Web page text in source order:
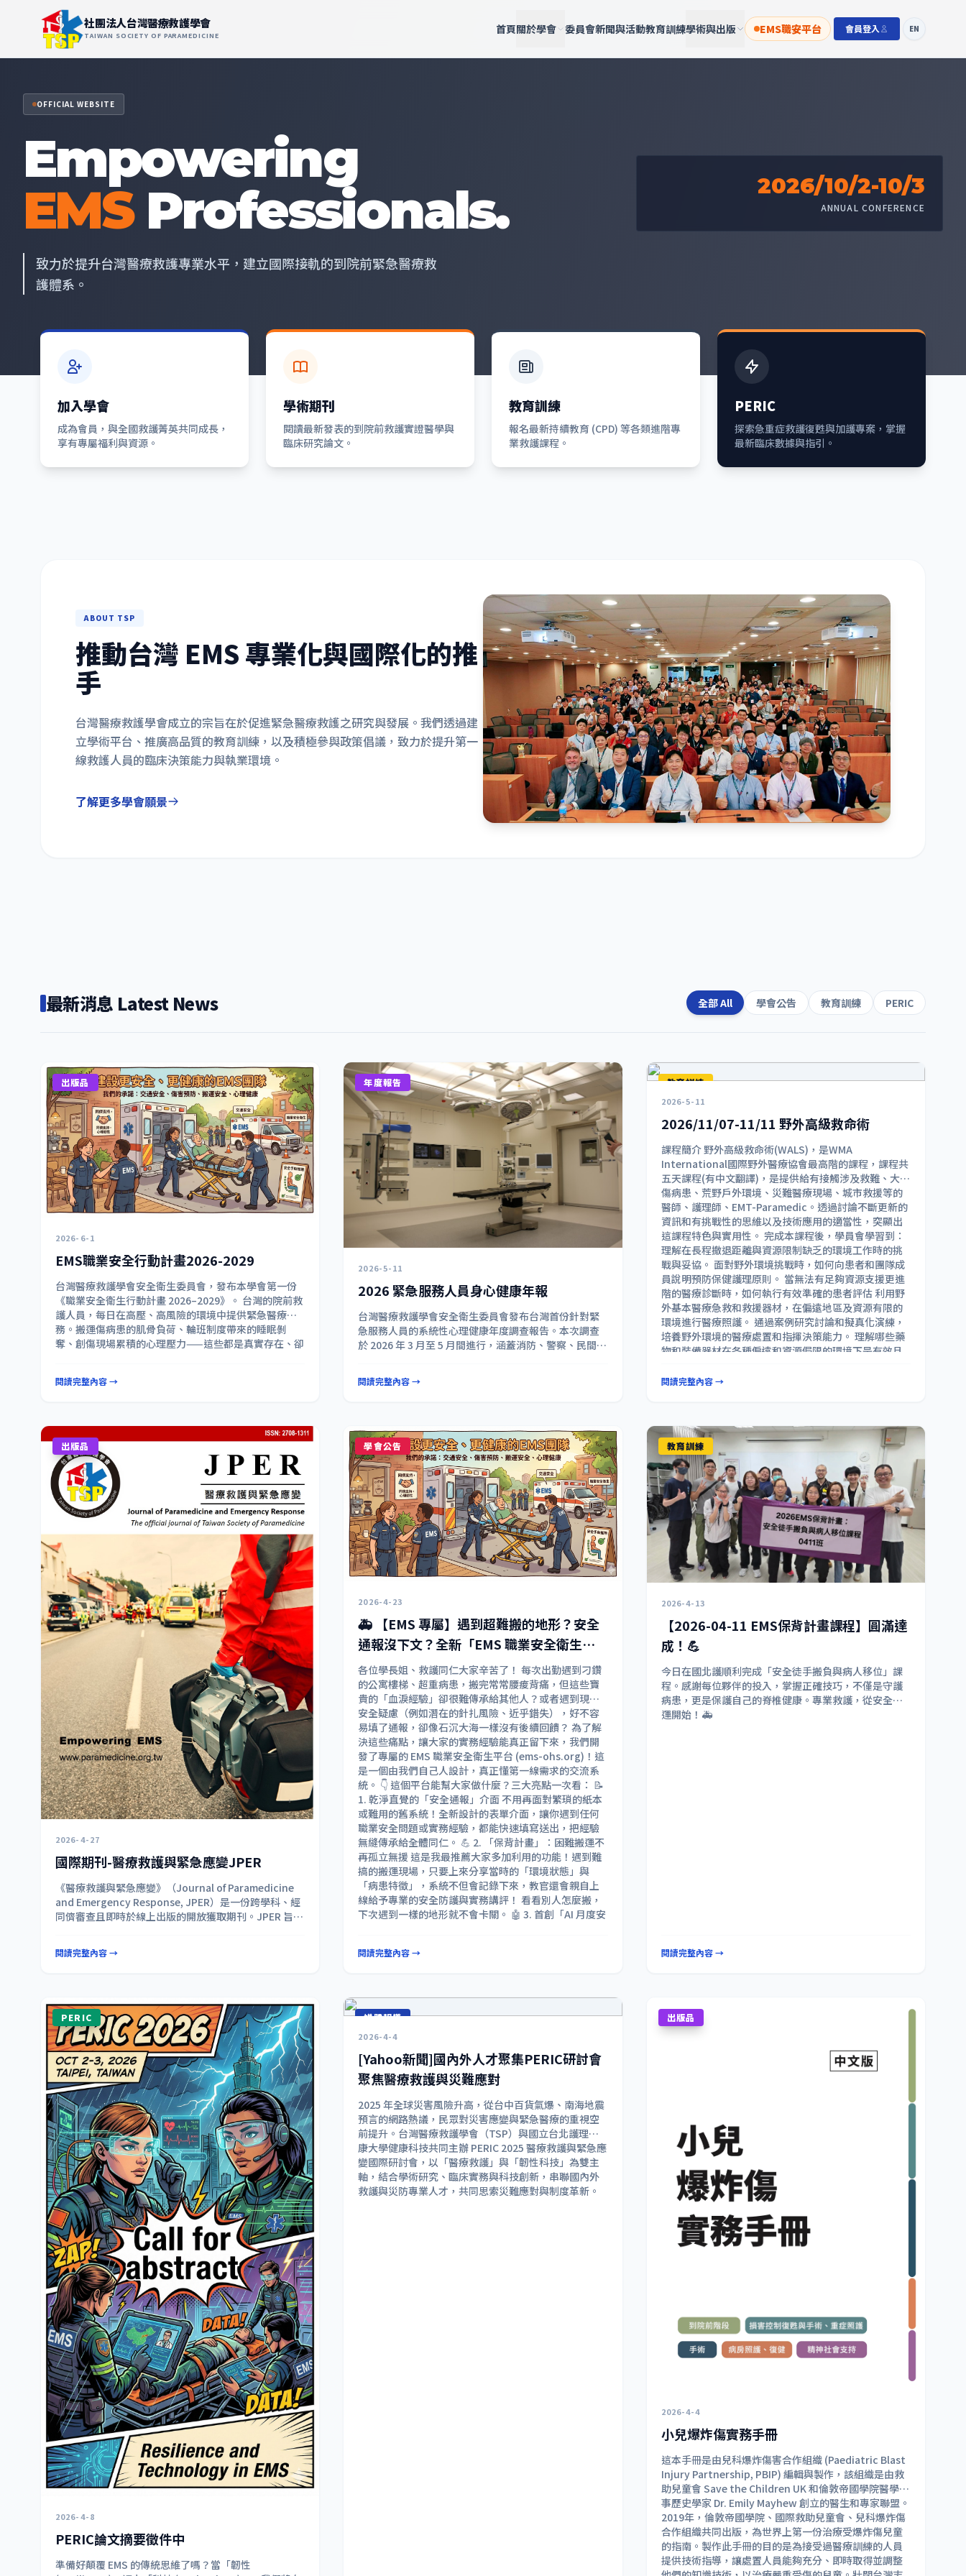
社團法人台灣醫療救護學會
TAIWAN SOCIETY OF PARAMEDICINE 首頁關於學會 委員會新聞與活動教育訓練學術與出版 EMS職安平台 會員登入 EN
OFFICIAL WEBSITE
Empowering
EMSProfessionals.
致力於提升台灣醫療救護專業水平，建立國際接軌的到院前緊急醫療救
護體系。
2026/10/2-10/3
ANNUAL CONFERENCE
加入學會
成為會員，與全國救護菁英共同成長，
享有專屬福利與資源。
學術期刊
閱讀最新發表的到院前救護實證醫學與
臨床研究論文。
教育訓練
報名最新持續教育 (CPD) 等各類進階專
業救護課程。
PERIC
探索急重症救護復甦與加護專案，掌握
最新臨床數據與指引。
ABOUT TSP
推動台灣 EMS 專業化與國際化的推
手
台灣醫療救護學會成立的宗旨在於促進緊急醫療救護之研究與發展。我們透過建
立學術平台、推廣高品質的教育訓練，以及積極參與政策倡議，致力於提升第一
線救護人員的臨床決策能力與執業環境。
了解更多學會願景
最新消息 Latest News 全部 All 學會公告 教育訓練 PERIC
出版品
2026-6-1
EMS職業安全行動計畫2026-2029
台灣醫療救護學會安全衛生委員會，發布本學會第一份
《職業安全衛生行動計畫 2026–2029》。 台灣的院前救
護人員，每日在高壓、高風險的環境中提供緊急醫療服
務。搬運傷病患的肌骨負荷、輪班制度帶來的睡眠剝
奪、創傷現場累積的心理壓力——這些都是真實存在、卻
質醫療服務的前提。」
閱讀完整內容 →
年度報告
2026-5-11
2026 緊急服務人員身心健康年報
台灣醫療救護學會安全衛生委員會發布台灣首份針對緊
急服務人員的系統性心理健康年度調查報告。本次調查
於 2026 年 3 月至 5 月間進行，涵蓋消防、警察、民間救
調查結果顯示，24.1% 的受訪者達嚴重心理困擾標準
（K6 ≥ 13），為一般民眾的 2–3 倍；76.9% 呈現中度
PTSD 陽性率高達 69.4%。 值得關注的是，排名前四的
工作壓力來源全屬組織內部問題——行政業務負擔、排班
工時、資源短缺與主管領導風格——遠超現場創傷暴露，
與澳洲全國性研究結論高度一致。 在保護因子方面，韌
性（BRS）為最強心理健康保護因子（r = −0.629），
62.6% 的受訪者呈現高韌性；社會支持、睡眠品質與身
體健康亦達顯著相關。本報告同時收錄與澳洲
《Answering the Call》（n=21,014）的跨國比較，及
針對警察族群、輪班制度、民間救護人員的專項建議。
閱讀全文https://twparamedicine.org/MH_annual
_report_2026.html
閱讀完整內容 →
教育訓練
2026-5-11
2026/11/07-11/11 野外高級救命術
課程簡介 野外高級救命術(WALS)，是WMA
International國際野外醫療協會最高階的課程，課程共
五天課程(有中文翻譯)，是提供給有接觸涉及救難、大量
傷病患、荒野戶外環境、災難醫療現場、城市救援等的
醫師、護理師、EMT-Paramedic。透過討論不斷更新的
資訊和有挑戰性的思維以及技術應用的適當性，突顯出
這課程特色與實用性。 完成本課程後，學員會學習到：
理解在長程撤退距離與資源限制缺乏的環境工作時的挑
戰與妥協。 面對野外環境挑戰時，如何向患者和團隊成
員說明預防保健護理原則。 當無法有足夠資源支援更進
階的醫療診斷時，如何執行有效準確的患者評估 利用野
外基本醫療急救和救援器材，在偏遠地區及資源有限的
環境進行醫療照護。 通過案例研究討論和擬真化演練，
培養野外環境的醫療處置和指揮決策能力。 理解哪些藥
物和裝備器材在各種偏遠和資源侷限的環境下是有效且
Director Wilderness Medical Associates
戶外活動，是一名急診室醫師、救護人員，並且是美國
緊急醫療學院（FAEMS）的院士。 目前，Will Smith在
懷俄明州傑克遜的聖約翰健康醫院（St. John’s
Health）擔任全職急診科醫師，同時也是華盛頓大學醫
學院的臨床助理教授。此外，他經營 Wilderness &
Emergency Medicine Consulting, LLC，為全球客戶提
供荒野及偏遠環境中的急救指導與諮詢服務。除了擔任
WMA 國際醫學指導醫師外，還擔任大提頓國家公園
（Grand Teton National Park）聯合醫學總監，以及
提頓郡搜救隊（Teton County Search & Rescue）、
傑克遜霍爾消防/緊急醫療服務（Jackson Hole
Fire/EMS）和布里傑提頓國家森林（Bridger Teton
陸軍後備軍團醫療部（U.S. Army Reserve Medical
Corps）的上校，曾多次派駐中東、克羅埃西亞、埃
及、薩爾瓦多和巴拿馬執行任務。在工作之餘，威爾熱
愛投入大自然。他曾攀登世界各地的高山，包括吉力馬
札羅山（Mt. Kilimanjaro）和奧里薩巴山（Mt.
Orizaba），此外，他也從事水肺潛水、長途健行，並
參加耐力競賽。 受訓學員資格 醫師，護理師，EMT-
https://miasan.com/event/
wals20261107/?fbclid=IwY2xjawRuixxleHRuA2Flb
閱讀完整內容 →
出版品
2026-4-27
國際期刊-醫療救護與緊急應變JPER
《醫療救護與緊急應變》（Journal of Paramedicine
and Emergency Response, JPER）是一份跨學科、經
同儕審查且即時於線上出版的開放獲取期刊。JPER 旨在
系。JPER 是一份多語系期刊，提供所有專業人士以英
文、中文、日文及阿拉伯文投稿。此外，將根據需求出
鍵字及摘要的英文翻譯服務。JPER 於 2020 年 4 月 1 日
正式創刊。 期刊網站https://www.ipress.tw/J0233
閱讀完整內容 →
學會公告
2026-4-23
🚑 【EMS 專屬】遇到超難搬的地形？安全
通報沒下文？全新「EMS 職業安全衛生平
台」上線啦！
各位學長姐、救護同仁大家辛苦了！ 每次出勤遇到刁鑽
的公寓樓梯、超重病患，搬完常常腰痠背痛，但這些寶
貴的「血淚經驗」卻很難傳承給其他人？或者遇到現場
安全疑慮（例如潛在的針扎風險、近乎錯失），好不容
易填了通報，卻像石沉大海一樣沒有後續回饋？ 為了解
決這些痛點，讓大家的實務經驗能真正留下來，我們開
發了專屬的 EMS 職業安全衛生平台 (ems-ohs.org)！這
是一個由我們自己人設計，真正懂第一線需求的交流系
統。 👇 這個平台能幫大家做什麼？三大亮點一次看： 📝
1. 乾淨直覺的「安全通報」介面 不用再面對繁瑣的紙本
或難用的舊系統！全新設計的表單介面，讓你遇到任何
職業安全問題或實務經驗，都能快速填寫送出，把經驗
無縫傳承給全體同仁。 💪 2. 「保背計畫」：困難搬運不
再孤立無援 這是我最推薦大家多加利用的功能！遇到難
搞的搬運現場，只要上來分享當時的「環境狀態」與
「病患特徵」，系統不但會記錄下來，教官還會親自上
線給予專業的安全防護與實務講評！ 看看別人怎麼搬，
下次遇到一樣的地形就不會卡關。 🤖 3. 首創「AI 月度安
個月底，系統會自動閱讀所有的「安全通報」與「保背
本月最常發生的地雷！ 🔥 經驗不該被隱藏，你的每一次
通報，都可能在未來拯救另一位同仁的腰椎和安全！ 平
用！ 👉 現在就點擊網址逛逛吧：
g
閱讀完整內容 →
教育訓練
2026-4-13
【2026-04-11 EMS保背計畫課程】圓滿達
成！💪
今日在國北護順利完成「安全徒手搬負與病人移位」課
程。感謝每位夥伴的投入，掌握正確技巧，不僅是守護
病患，更是保護自己的脊椎健康。專業救護，從安全搬
運開始！🚑
閱讀完整內容 →
PERIC
2026-4-8
PERIC論文摘要徵件中
準備好顛覆 EMS 的傳統思維了嗎？當「韌性
媒體報導
2026-4-4
[Yahoo新聞]國內外人才聚集PERIC研討會
聚焦醫療救護與災難應對
2025 年全球災害風險升高，從台中百貨氣爆、南海地震
預言的網路熱議，民眾對災害應變與緊急醫療的重視空
前提升。台灣醫療救護學會（TSP）與國立台北護理健
康大學健康科技共同主辦 PERIC 2025 醫療救護與緊急應
變國際研討會，以「醫療救護」與「韌性科技」為雙主
軸，結合學術研究、臨床實務與科技創新，串聯國內外
救護與災防專業人才，共同思索災難應對與制度革新。
出版品
2026-4-4
小兒爆炸傷實務手冊
這本手冊是由兒科爆炸傷害合作組織 (Paediatric Blast
Injury Partnership, PBIP) 編輯與製作，該組織是由救
助兒童會 Save the Children UK 和倫敦帝國學院醫學軍
事歷史學家 Dr. Emily Mayhew 創立的醫生和專家聯盟。
2019年，倫敦帝國學院、國際救助兒童會、兒科爆炸傷
合作組織共同出版，為世界上第一份治療受爆炸傷兒童
的指南。製作此手冊的目的是為接受過醫療訓練的人員
提供技術指導，讓處置人員能夠充分、即時取得並調整